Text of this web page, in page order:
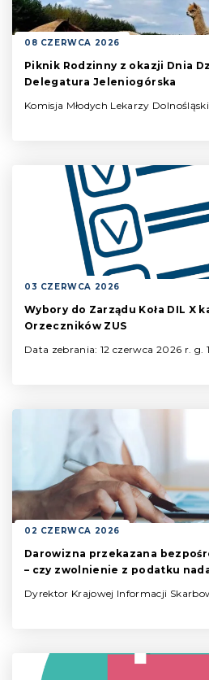
08 CZERWCA 2026
Piknik Rodzinny z okazji Dnia
Delegatura Jeleniogórska
Komisja Młodych Lekarzy
03 CZERWCA 2026
Wybory do Zarządu Koła DIL X
Orzeczników ZUS
Data zebrania: 12 czerwca 2026 r. g.
02 CZERWCA 2026
Darowizna przekazana
– czy zwolnienie z podatku
Dyrektor Krajowej Informacji